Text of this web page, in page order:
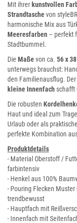
Mit ihrer kunstvollen
Strandtaschevon
harmonische Mix aus
Meeresfarben – perfekt
Stadtbummel.
Die Maßevon ca. 56 x
unterwegs brauchst:
den Familienausflug. Der
kleine Innenfach schafft
Die robusten
Haut und ideal zum
Urlaub oder als
perfekte Kombination
Produktdetails
- Material Oberstoff /
farbintensiv
- Henkel aus 100%
- Pouring Flecken
trendbewusst
- Hauptfach mit
- Innenfach mit